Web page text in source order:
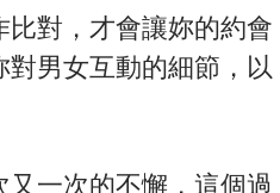
對，才會讓妳的約會
男女互動的細節，以
一次的不懈，這個過